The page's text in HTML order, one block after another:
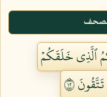
ٱلَّذِي خَلَقَكُمۡ
٢١